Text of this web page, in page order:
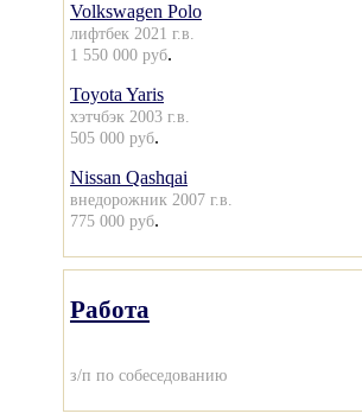
Volkswagen Polo
лифтбек 2021 г.в.
1 550 000 руб.
Toyota Yaris
хэтчбэк 2003 г.в.
505 000 руб.
Nissan Qashqai
внедорожник 2007 г.в.
775 000 руб.
Работа
з/п по собеседованию